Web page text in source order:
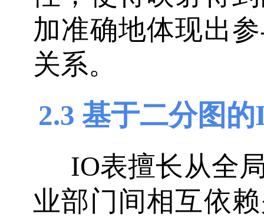
加准确地体现出
关系。
2.3 基于二分图
IO表擅长从全
业部门间相互依